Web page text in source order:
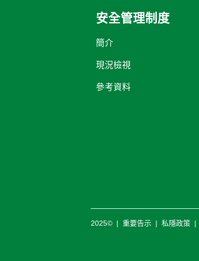
安全管理制度
簡介
現況檢視
參考資料
2025© | 重要告示 | 私隱政策 |